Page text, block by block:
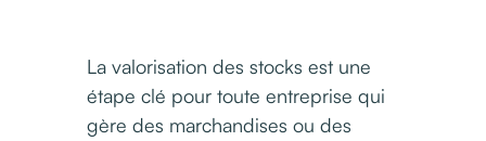
La valorisation des stocks est une
étape clé pour toute entreprise qui
gère des marchandises ou des